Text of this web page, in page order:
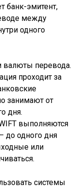
банк-эмитент,
между
одного
валюты перевода.
проходит за
занимают от
дня.
выполняются
до одного дня
или
системы